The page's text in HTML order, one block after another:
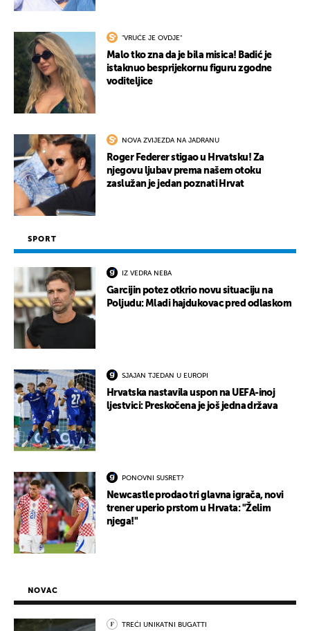
"VRUĆE JE OVDJE"
Malo tko zna da je bila misica! Badić je
istaknuo besprijekornu figuru zgodne
voditeljice
NOVA ZVIJEZDA NA JADRANU
Roger Federer stigao u Hrvatsku! Za
njegovu ljubav prema našem otoku
zaslužan je jedan poznati Hrvat
SPORT
IZ VEDRA NEBA
Garcijin potez otkrio novu situaciju na
Poljudu: Mladi hajdukovac pred odlaskom
SJAJAN TJEDAN U EUROPI
Hrvatska nastavila uspon na UEFA-inoj
ljestvici: Preskočena je još jedna država
PONOVNI SUSRET?
Newcastle prodao tri glavna igrača, novi
trener uperio prstom u Hrvata: "Želim
njega!"
NOVAC
TREĆI UNIKATNI BUGATTI